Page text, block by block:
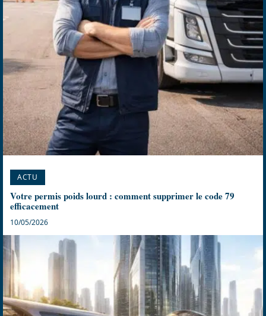
ACTU
Votre permis poids lourd : comment supprimer le code 79
efficacement
10/05/2026